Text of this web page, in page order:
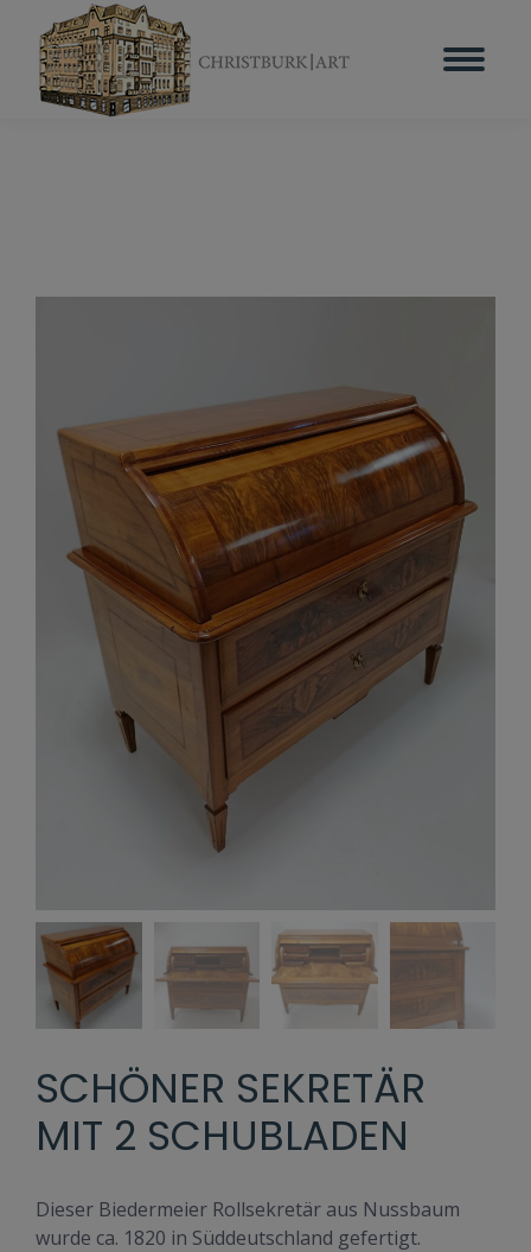
SCHÖNER SEKRETÄR
MIT 2 SCHUBLADEN
Dieser Biedermeier Rollsekretär aus Nussbaum
wurde ca. 1820 in Süddeutschland gefertigt.